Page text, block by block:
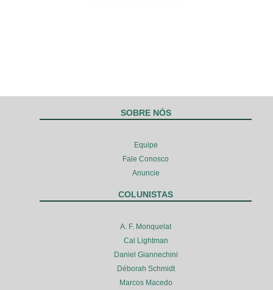
SOBRE NÓS
Equipe
Fale Conosco
Anuncie
COLUNISTAS
A. F. Monquelat
Cal Lightman
Daniel Giannechini
Déborah Schmidt
Marcos Macedo